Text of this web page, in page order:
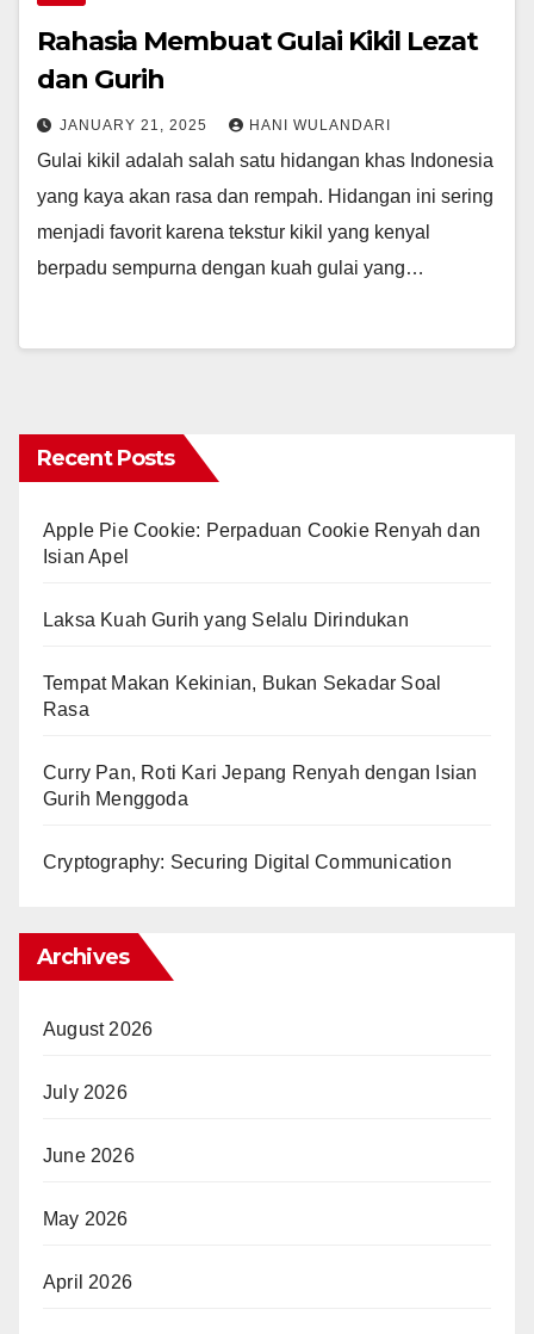
Rahasia Membuat Gulai Kikil Lezat
dan Gurih
JANUARY 21, 2025 HANI WULANDARI
Gulai kikil adalah salah satu hidangan khas Indonesia
yang kaya akan rasa dan rempah. Hidangan ini sering
menjadi favorit karena tekstur kikil yang kenyal
berpadu sempurna dengan kuah gulai yang…
Recent Posts
Apple Pie Cookie: Perpaduan Cookie Renyah dan
Isian Apel
Laksa Kuah Gurih yang Selalu Dirindukan
Tempat Makan Kekinian, Bukan Sekadar Soal
Rasa
Curry Pan, Roti Kari Jepang Renyah dengan Isian
Gurih Menggoda
Cryptography: Securing Digital Communication
Archives
August 2026
July 2026
June 2026
May 2026
April 2026